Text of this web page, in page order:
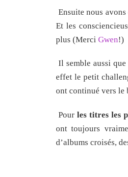
Ensuite nous
Et les
plus (Merci Gwen!)
Il semble aussi
effet le petit
ont continué vers le
Pour les titres les
ont toujours
d’albums croisés,